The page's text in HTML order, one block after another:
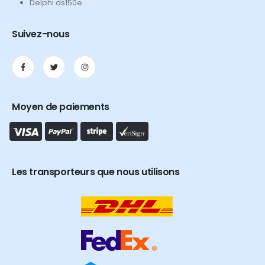
Delphi ds150e
Suivez-nous
Moyen de paiements
Les transporteurs que nous utilisons